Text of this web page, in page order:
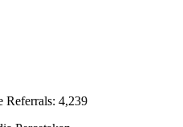
Referrals: 4,239